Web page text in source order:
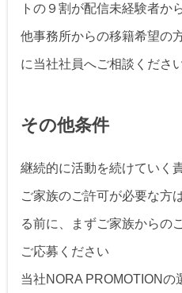
トの９割が配信未経験者か
他事務所からの移籍希望の
に当社社員へご相談くださ
その他条件
継続的に活動を続けていく
ご家族のご許可が必要な方
る前に、まずご家族からの
ご応募ください
当社NORA PROMOTIONの